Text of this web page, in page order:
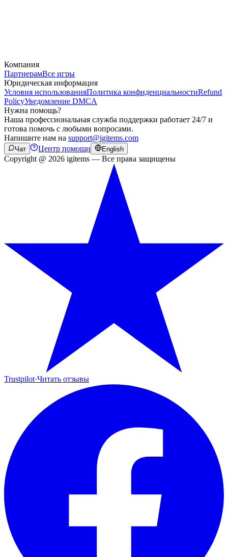
Компания
ПартнерамВсе игры
Юридическая информация
Условия использованияПолитика конфиденциальностиRefund
PolicyУведомление DMCA
Нужна помощь?
Наша профессиональная служба поддержки работает 24/7 и
готова помочь с любыми вопросами.
Напишите нам на support@igitems.com
Чат Центр помощи English
Copyright @ 2026 igitems — Все права защищены
Trustpilot·Читать отзывы